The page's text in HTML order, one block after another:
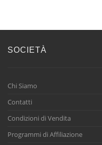
SOCIETÀ
Chi Siamo
Contatti
Condizioni di Vendita
Programmi di Affiliazione